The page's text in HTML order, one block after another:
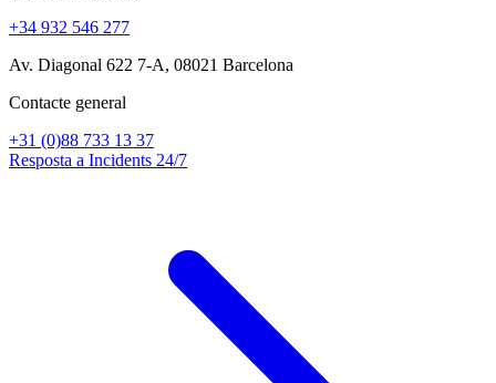
+34 932 546 277
Av. Diagonal 622 7-A, 08021 Barcelona
Contacte general
+31 (0)88 733 13 37
Resposta a Incidents 24/7